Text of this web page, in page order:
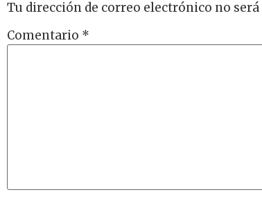
Tu dirección de correo electrónico no será
Comentario *